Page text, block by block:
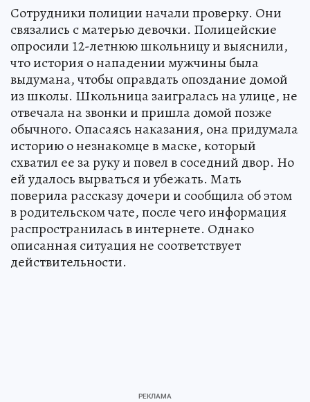
Сотрудники полиции начали проверку. Они
связались с матерью девочки. Полицейские
опросили 12-летнюю школьницу и выяснили,
что история о нападении мужчины была
выдумана, чтобы оправдать опоздание домой
из школы. Школьница заигралась на улице, не
отвечала на звонки и пришла домой позже
обычного. Опасаясь наказания, она придумала
историю о незнакомце в маске, который
схватил ее за руку и повел в соседний двор. Но
ей удалось вырваться и убежать. Мать
поверила рассказу дочери и сообщила об этом
в родительском чате, после чего информация
распространилась в интернете. Однако
описанная ситуация не соответствует
действительности.